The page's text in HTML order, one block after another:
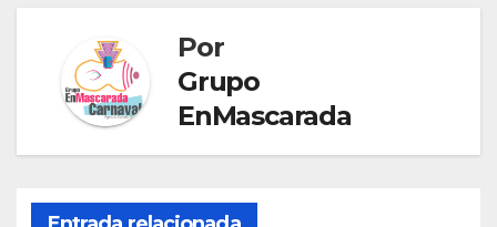
Por
Grupo
EnMascarada